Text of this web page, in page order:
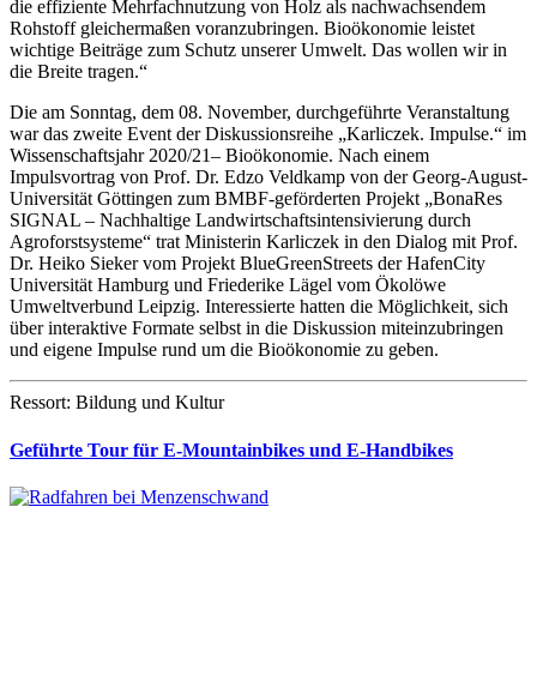
die effiziente Mehrfachnutzung von Holz als nachwachsendem
Rohstoff gleichermaßen voranzubringen. Bioökonomie leistet
wichtige Beiträge zum Schutz unserer Umwelt. Das wollen wir in
die Breite tragen.“
Die am Sonntag, dem 08. November, durchgeführte Veranstaltung
war das zweite Event der Diskussionsreihe „Karliczek. Impulse.“ im
Wissenschaftsjahr 2020/21– Bioökonomie. Nach einem
Impulsvortrag von Prof. Dr. Edzo Veldkamp von der Georg-August-
Universität Göttingen zum BMBF-geförderten Projekt „BonaRes
SIGNAL – Nachhaltige Landwirtschaftsintensivierung durch
Agroforstsysteme“ trat Ministerin Karliczek in den Dialog mit Prof.
Dr. Heiko Sieker vom Projekt BlueGreenStreets der HafenCity
Universität Hamburg und Friederike Lägel vom Ökolöwe
Umweltverbund Leipzig. Interessierte hatten die Möglichkeit, sich
über interaktive Formate selbst in die Diskussion miteinzubringen
und eigene Impulse rund um die Bioökonomie zu geben.
Ressort: Bildung und Kultur
Geführte Tour für E-Mountainbikes und E-Handbikes